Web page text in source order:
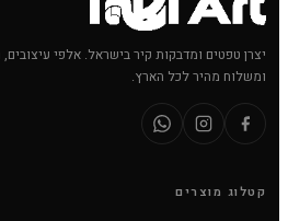
יצרן טפטים ומדבקות קיר בישראל. אלפי
ומשלוח מהיר לכל הארץ.
קטלוג מוצרים